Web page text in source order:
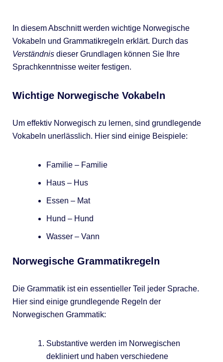
In diesem Abschnitt werden wichtige Norwegische
Vokabeln und Grammatikregeln erklärt. Durch das
Verständnisdieser Grundlagen können Sie Ihre
Sprachkenntnisse weiter festigen.
Wichtige Norwegische Vokabeln
Um effektiv Norwegisch zu lernen, sind grundlegende
Vokabeln unerlässlich. Hier sind einige Beispiele:
Familie – Familie
Haus – Hus
Essen – Mat
Hund – Hund
Wasser – Vann
Norwegische Grammatikregeln
Die Grammatik ist ein essentieller Teil jeder Sprache.
Hier sind einige grundlegende Regeln der
Norwegischen Grammatik:
Substantive werden im Norwegischen
dekliniert und haben verschiedene